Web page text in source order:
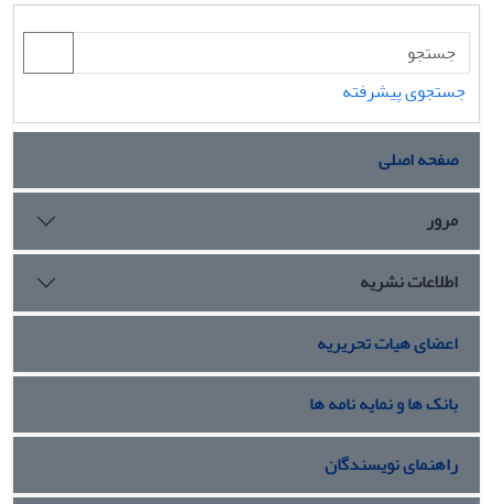
جستجوی پیشرفته
صفحه اصلی
مرور
اطلاعات نشریه
اعضای هیات تحریریه
بانک ها و نمایه نامه ها
راهنمای نویسندگان